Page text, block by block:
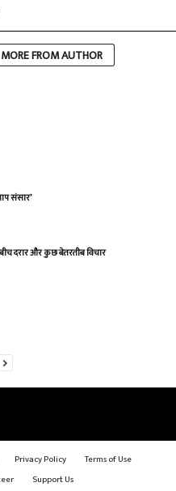
MORE FROM AUTHOR
संसार’
दरार और कुछ बेतरतीब विचार
Privacy Policy
Terms of Use
Support Us